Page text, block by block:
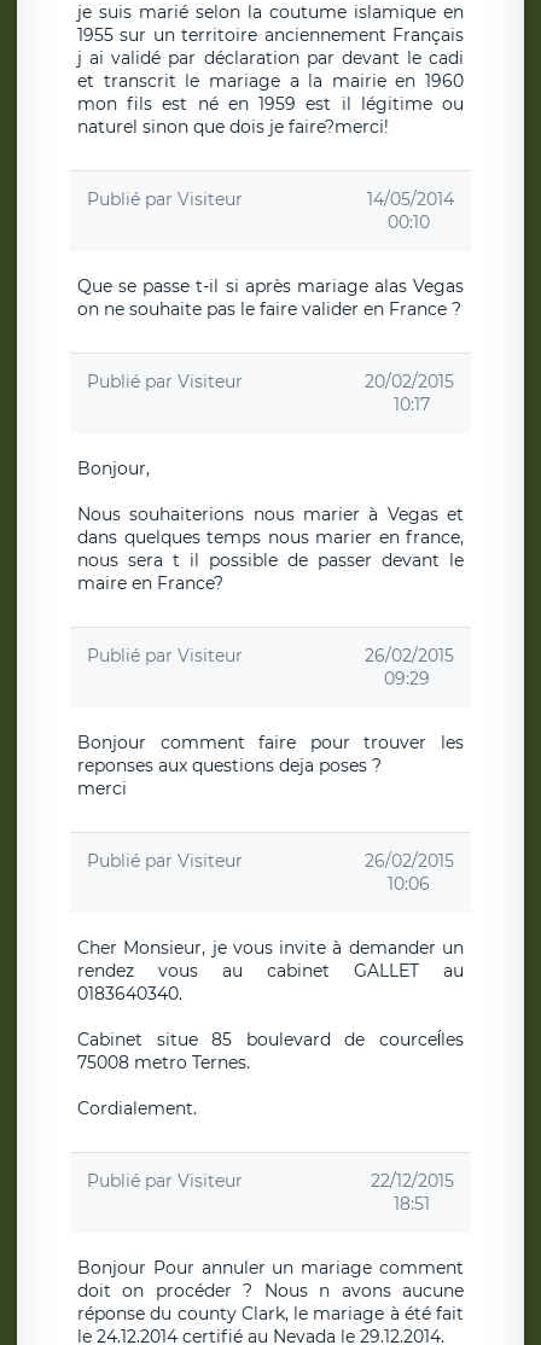
je suis marié selon la coutume islamique en
1955 sur un territoire anciennement Français
j ai validé par déclaration par devant le cadi
et transcrit le mariage a la mairie en 1960
mon fils est né en 1959 est il légitime ou
naturel sinon que dois je faire?merci!
Publié par Visiteur
14/05/2014
00:10
Que se passe t-il si après mariage alas Vegas
on ne souhaite pas le faire valider en France ?
Publié par Visiteur
20/02/2015
10:17
Bonjour,
Nous souhaiterions nous marier à Vegas et
dans quelques temps nous marier en france,
nous sera t il possible de passer devant le
maire en France?
Publié par Visiteur
26/02/2015
09:29
Bonjour comment faire pour trouver les
reponses aux questions deja poses ?
merci
Publié par Visiteur
26/02/2015
10:06
Cher Monsieur, je vous invite à demander un
rendez vous au cabinet GALLET au
0183640340.
Cabinet situe 85 boulevard de courceĺles
75008 metro Ternes.
Cordialement.
Publié par Visiteur
22/12/2015
18:51
Bonjour Pour annuler un mariage comment
doit on procéder ? Nous n avons aucune
réponse du county Clark, le mariage à été fait
le 24.12.2014 certifié au Nevada le 29.12.2014.